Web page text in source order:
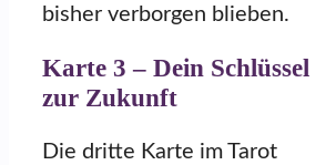
bisher verborgen blieben.
Karte 3 – Dein Schlüssel
zur Zukunft
Die dritte Karte im Tarot